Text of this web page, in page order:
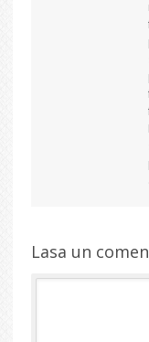
Lasa un